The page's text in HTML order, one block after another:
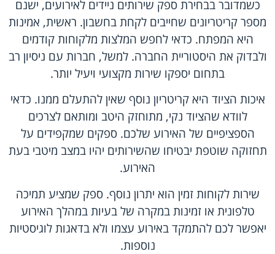
כשמדובר בבחירת ספק שירותים ניידים לאירועים, ישנם
מספר קריטריונים שחייבים לקחת בחשבון. ראשית, אמינות
היא המפתח. כדאי לחפש המלצות מלקוחות קודמים
ולבדוק את היסטוריית החברה. למשל, חברות עם ניסיון רב
בתחום יספקו שירות מקצועי ויעיל יותר.
איכות הציוד היא קריטריון נוסף שאין להתעלם ממנו. כדאי
לוודא שהציוד נקי, מתוחזק היטב ומותאם לצרכים
הספציפיים של האירוע שלכם. ספקים שמקפידים על
תחזוקה שוטפת יבטיחו שהשירותים יהיו במצב מיטבי בעת
האירוע.
שירות לקוחות זמין הוא יתרון נוסף. ספק שמציע תמיכה
טלפונית או זמינות במקרה של בעיות במהלך האירוע
יאפשר לכם להתמקד באירוע עצמו ולא בדאגות לוגיסטיות
נוספות.